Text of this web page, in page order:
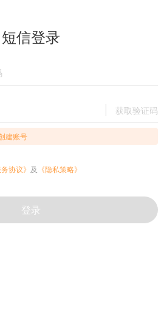
短信登录
获取验证码
建账号
协议》 及 《隐私策略》
登录